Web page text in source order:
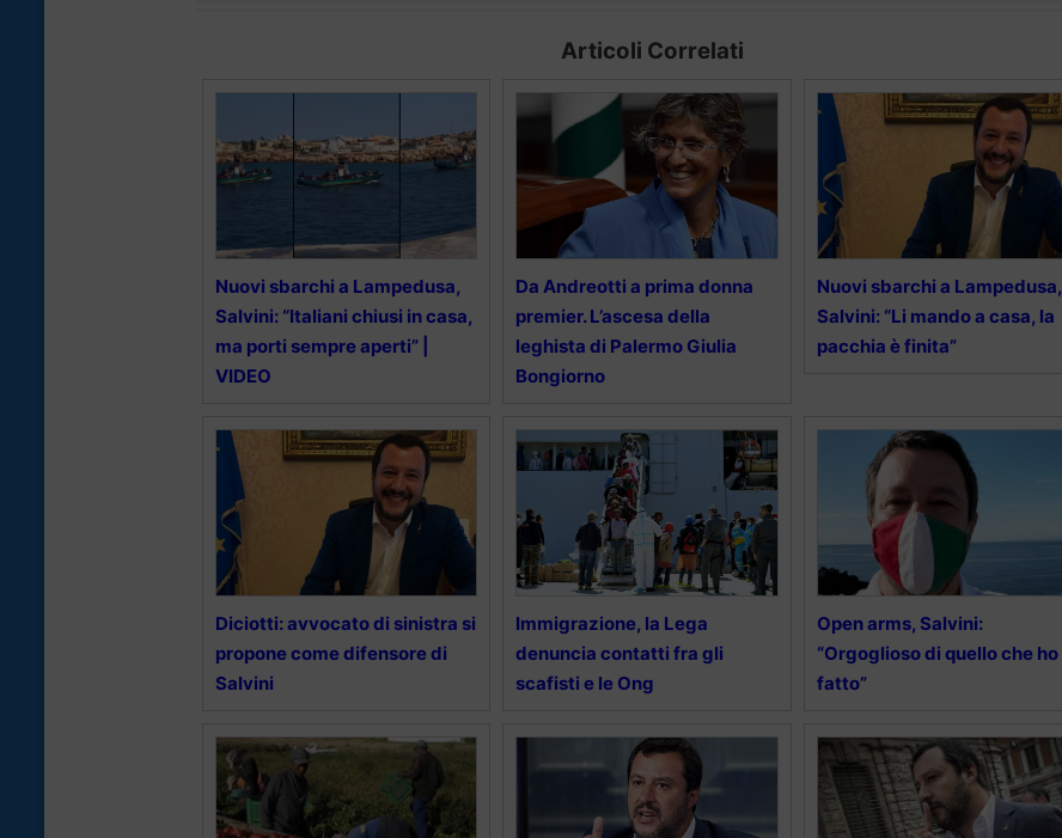
Articoli Correlati
Nuovi sbarchi a Lampedusa,
Salvini: “Italiani chiusi in casa,
ma porti sempre aperti” |
VIDEO
Da Andreotti a prima donna
premier. L’ascesa della
leghista di Palermo Giulia
Bongiorno
Nuovi sbarchi a Lampedusa,
Salvini: “Li mando a casa, la
pacchia è finita”
Diciotti: avvocato di sinistra si
propone come difensore di
Salvini
Immigrazione, la Lega
denuncia contatti fra gli
scafisti e le Ong
Open arms, Salvini:
“Orgoglioso di quello che ho
fatto”